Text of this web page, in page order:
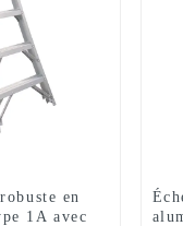
en
1A avec